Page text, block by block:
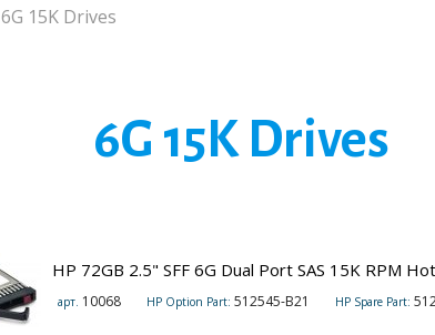
6G 15K Drives
6G 15K Drives
HP 72GB 2.5" SFF 6G Dual Port SAS 15K RPM
арт. 10068 HP Option Part: 512545-B21 HP Spare Part: